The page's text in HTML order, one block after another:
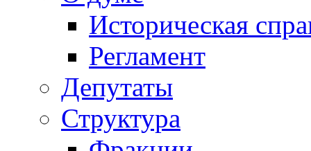
Историческая
Регламент
Депутаты
Структура